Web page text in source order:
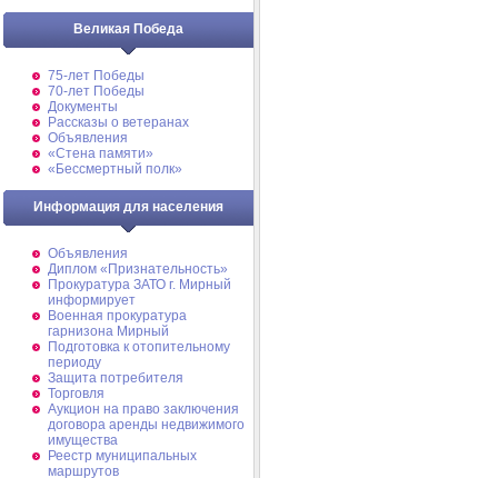
Великая Победа
75-лет Победы
70-лет Победы
Документы
Рассказы о ветеранах
Объявления
«Стена памяти»
«Бессмертный полк»
Информация для населения
Объявления
Диплом «Признательность»
Прокуратура ЗАТО г. Мирный
информирует
Военная прокуратура
гарнизона Мирный
Подготовка к отопительному
периоду
Защита потребителя
Торговля
Аукцион на право заключения
договора аренды недвижимого
имущества
Реестр муниципальных
маршрутов